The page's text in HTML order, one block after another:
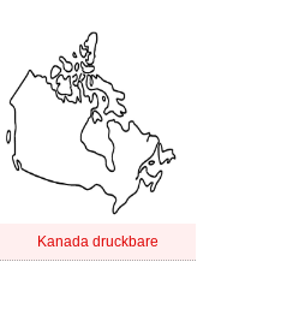
Kanada druckbare